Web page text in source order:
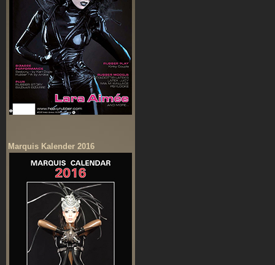
Marquis Kalender 2016